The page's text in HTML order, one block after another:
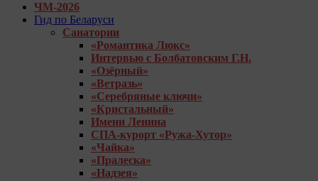
ЧМ-2026
Гид по Беларуси
Санатории
«Романтика Люкс»
Интервью с Болбатовским Г.Н.
«Озёрный»
«Ветразь»
«Серебряные ключи»
«Кристальный»
Имени Ленина
СПА-курорт «Ружа-Хутор»
«Чайка»
«Пралеска»
«Надзея»